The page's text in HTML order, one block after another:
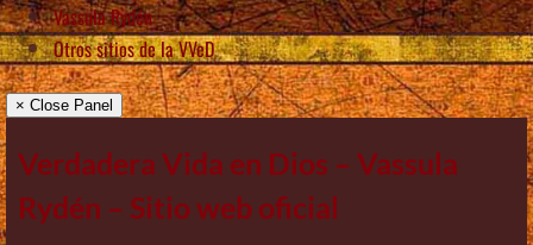
Vassula Rydén
Otros sitios de la VVeD
× Close Panel
Verdadera Vida en Dios – Vassula
Rydén – Sitio web oficial